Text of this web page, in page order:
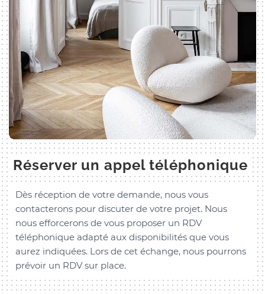
Réserver un appel téléphonique
Dès réception de votre demande, nous vous
contacterons pour discuter de votre projet. Nous
nous efforcerons de vous proposer un RDV
téléphonique adapté aux disponibilités que vous
aurez indiquées. Lors de cet échange, nous pourrons
prévoir un RDV sur place.